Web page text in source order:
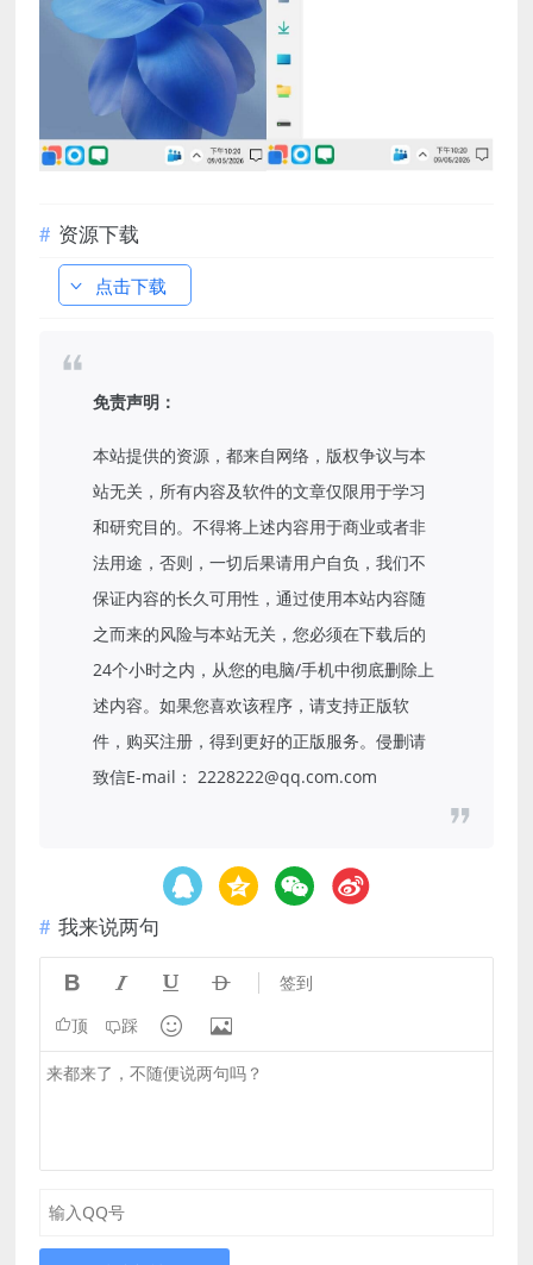
资源下载
点击下载
免责声明：
本站提供的资源，都来自网络，版权争议与本
站无关，所有内容及软件的文章仅限用于学习
和研究目的。不得将上述内容用于商业或者非
法用途，否则，一切后果请用户自负，我们不
保证内容的长久可用性，通过使用本站内容随
之而来的风险与本站无关，您必须在下载后的
24个小时之内，从您的电脑/手机中彻底删除上
述内容。如果您喜欢该程序，请支持正版软
件，购买注册，得到更好的正版服务。侵删请
致信E-mail： 2228222@qq.com.com
我来说两句
    签到
顶 踩  